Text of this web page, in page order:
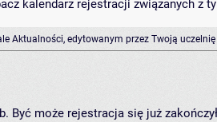
kalendarz rejestracji związanych z
Aktualności, edytowanym przez Twoją uczelnię
Być może rejestracja się już